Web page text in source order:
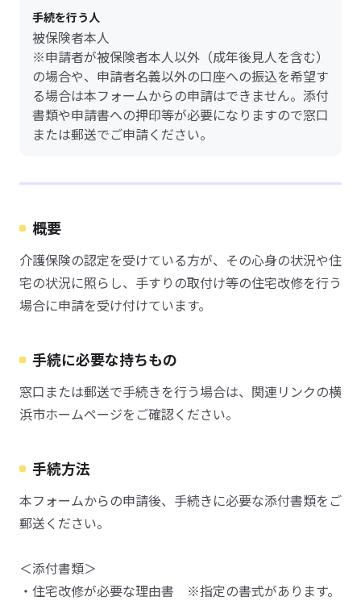
手続を行う人
被保険者本人
※申請者が被保険者本人以外（成年後見人を含む）
の場合や、申請者名義以外の口座への振込を希望す
る場合は本フォームからの申請はできません。添付
書類や申請書への押印等が必要になりますので窓口
または郵送でご申請ください。
概要
介護保険の認定を受けている方が、その心身の状況や住
宅の状況に照らし、手すりの取付け等の住宅改修を行う
場合に申請を受け付けています。
手続に必要な持ちもの
窓口または郵送で手続きを行う場合は、関連リンクの横
浜市ホームページをご確認ください。
手続方法
本フォームからの申請後、手続きに必要な添付書類をご
郵送ください。
＜添付書類＞
・住宅改修が必要な理由書 ※指定の書式があります。